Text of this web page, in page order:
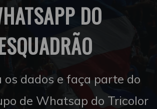
DO
os dados e faça parte do
de Whatsap do Tricolor